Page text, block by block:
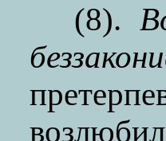
(8).